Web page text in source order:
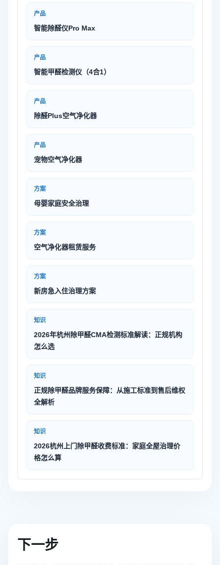
产品
智能除醛仪Pro Max
产品
智能甲醛检测仪（4合1）
产品
除醛Plus空气净化器
产品
宠物空气净化器
方案
母婴家庭安全治理
方案
空气净化器租赁服务
方案
新房急入住治理方案
知识
2026年杭州除甲醛CMA检测标准解读：正规机构
怎么选
知识
正规除甲醛品牌服务保障：从施工标准到售后维权
全解析
知识
2026杭州上门除甲醛收费标准：家庭全屋治理价
格怎么算
下一步